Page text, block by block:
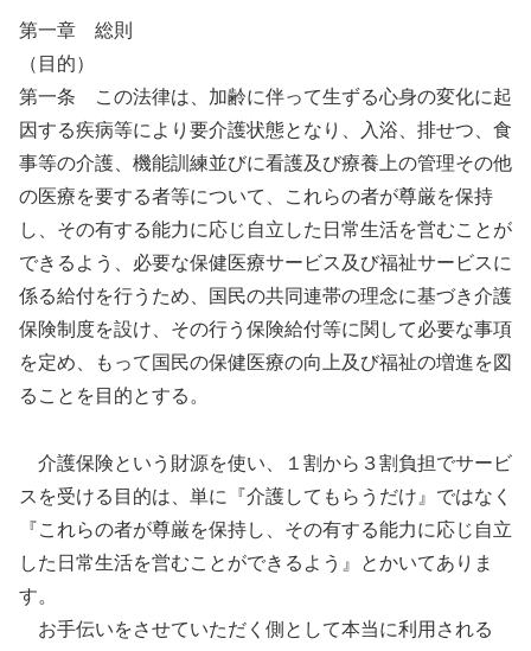
第一章 総則
（目的）
第一条 この法律は、加齢に伴って生ずる心身の変化に起
因する疾病等により要介護状態となり、入浴、排せつ、食
事等の介護、機能訓練並びに看護及び療養上の管理その他
の医療を要する者等について、これらの者が尊厳を保持
し、その有する能力に応じ自立した日常生活を営むことが
できるよう、必要な保健医療サービス及び福祉サービスに
係る給付を行うため、国民の共同連帯の理念に基づき介護
保険制度を設け、その行う保険給付等に関して必要な事項
を定め、もって国民の保健医療の向上及び福祉の増進を図
ることを目的とする。
介護保険という財源を使い、１割から３割負担でサービ
スを受ける目的は、単に『介護してもらうだけ』ではなく
『これらの者が尊厳を保持し、その有する能力に応じ自立
した日常生活を営むことができるよう』とかいてありま
す。
お手伝いをさせていただく側として本当に利用される